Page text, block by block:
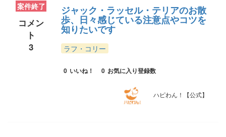
案件終了
コメン
ト
3
ジャック・ラッセル・テリアのお散
歩、日々感じている注意点やコツを
知りたいです
ラフ・コリー
0 いいね！ 0 お気に入り登録数
ハピわん！【公式】